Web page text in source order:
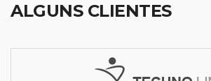
ALGUNS CLIENTES